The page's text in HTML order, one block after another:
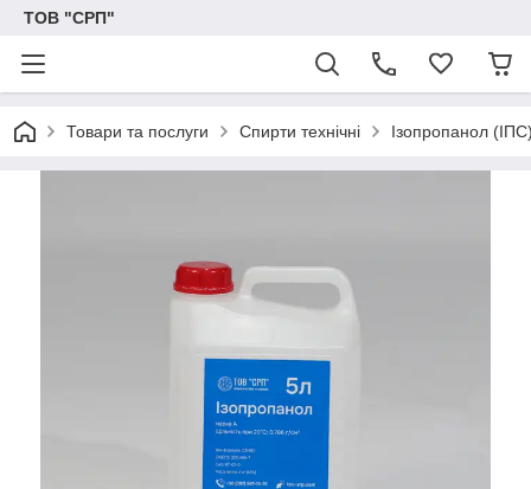
ТОВ "СРП"
Товари та послуги Спирти технічні Ізопропанол